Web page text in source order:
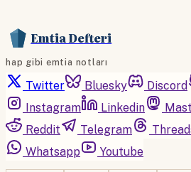
Emtia Defteri
hap gibi emtia notları
Twitter Bluesky Discord
Instagram
Linkedin
Reddit
Telegram
Whatsapp
Youtube